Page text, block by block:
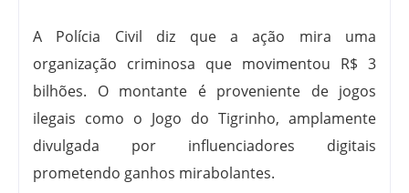
A Polícia Civil diz que a ação mira uma
organização criminosa que movimentou R$ 3
bilhões. O montante é proveniente de jogos
ilegais como o Jogo do Tigrinho, amplamente
divulgada por influenciadores digitais
prometendo ganhos mirabolantes.